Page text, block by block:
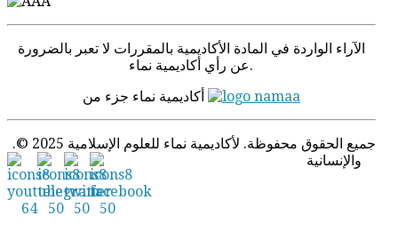
الآراء الواردة في المادة الأكادیمیة بالمقررات لا تعبر بالضرورة
عن رأي أكاديمية نماء.
.© 2025 جميع الحقوق محفوظة. لأكاديمية نماء للعلوم الإسلامية